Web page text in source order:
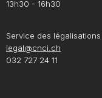
13h30 - 16h30
Service des légalisations
legal@cnci.ch
032 727 24 11